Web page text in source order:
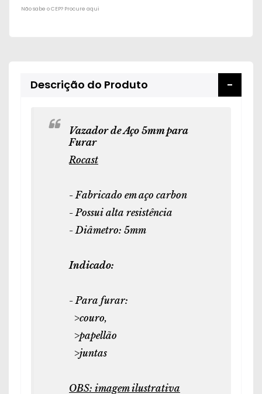
Não sabe o CEP? Procure aqui
Descrição do Produto
Vazador de Aço 5mm para
Furar
Rocast
- Fabricado em aço carbon
- Possui alta resistência
- Diâmetro: 5mm
Indicado:
- Para furar:
>couro,
>papellão
>juntas
OBS: imagem ilustrativa